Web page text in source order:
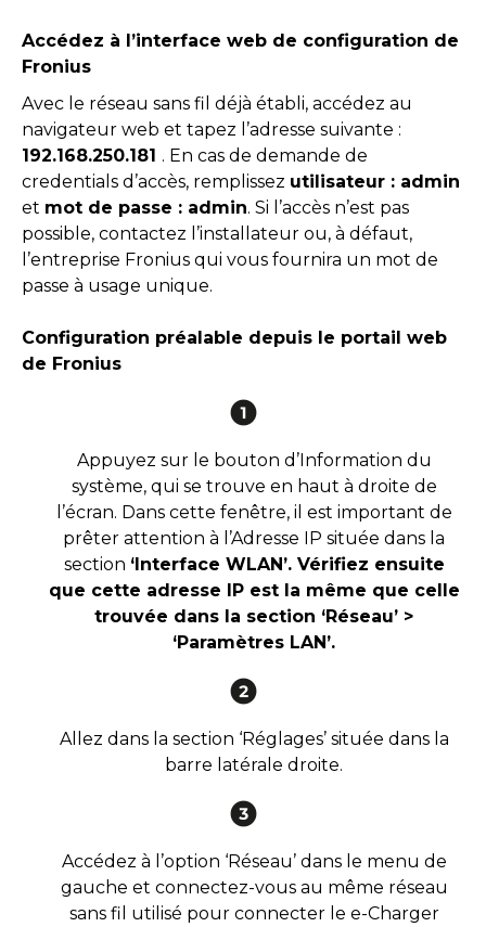
Accédez à l’interface web de configuration de
Fronius
Avec le réseau sans fil déjà établi, accédez au
navigateur web et tapez l’adresse suivante :
192.168.250.181 . En cas de demande de
credentials d’accès, remplissez utilisateur : admin
et mot de passe : admin. Si l’accès n’est pas
possible, contactez l’installateur ou, à défaut,
l’entreprise Fronius qui vous fournira un mot de
passe à usage unique.
Configuration préalable depuis le portail web
de Fronius
Appuyez sur le bouton d’Information du
système, qui se trouve en haut à droite de
l’écran. Dans cette fenêtre, il est important de
prêter attention à l’Adresse IP située dans la
section ‘Interface WLAN’. Vérifiez ensuite
que cette adresse IP est la même que celle
trouvée dans la section ‘Réseau’ >
‘Paramètres LAN’.
Allez dans la section ‘Réglages’ située dans la
barre latérale droite.
Accédez à l’option ‘Réseau’ dans le menu de
gauche et connectez-vous au même réseau
sans fil utilisé pour connecter le e-Charger